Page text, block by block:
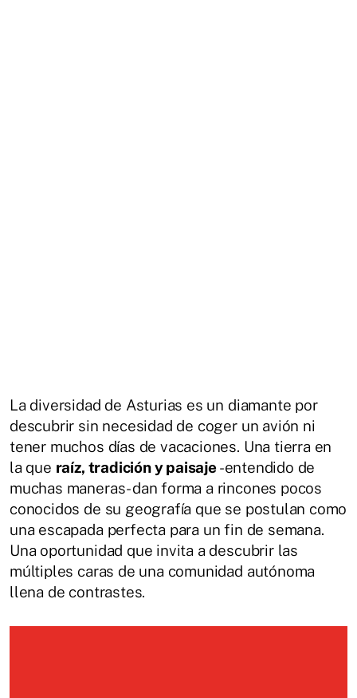
La diversidad de Asturias es un diamante por
descubrir sin necesidad de coger un avión ni
tener muchos días de vacaciones. Una tierra en
la que raíz, tradición y paisaje-entendido de
muchas maneras- dan forma a rincones pocos
conocidos de su geografía que se postulan como
una escapada perfecta para un fin de semana.
Una oportunidad que invita a descubrir las
múltiples caras de una comunidad autónoma
llena de contrastes.